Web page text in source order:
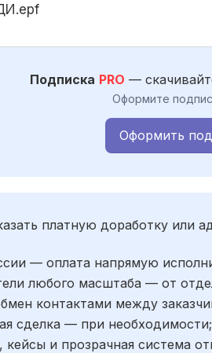
Подписка PRO —
Оформите
Оформить
платную доработку или
— оплата напрямую
любого масштаба — от
контактами между
сделка — при необходимости;
кейсы и прозрачная система